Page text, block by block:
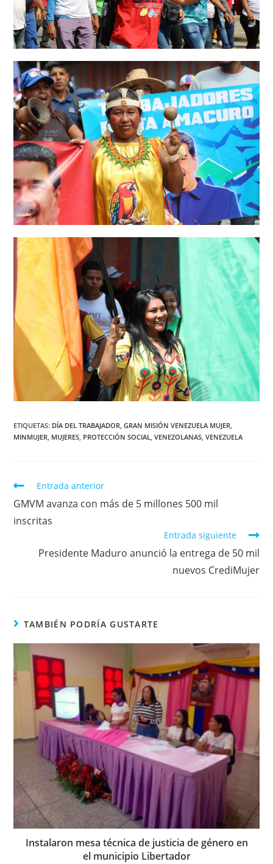
ETIQUETAS: DÍA DEL TRABAJADOR GRAN MISIÓN VENEZUELA MUJER
MINMUJER MUJERES PROTECCIÓN SOCIAL VENEZOLANAS VENEZUELA
Entrada anterior
GMVM avanza con más de 5 millones 500 mil
inscritas
Entrada siguiente
Presidente Maduro anunció la entrega de 50 mil
nuevos CrediMujer
TAMBIÉN PODRÍA GUSTARTE
Instalaron mesa técnica de justicia de género en
el municipio Libertador